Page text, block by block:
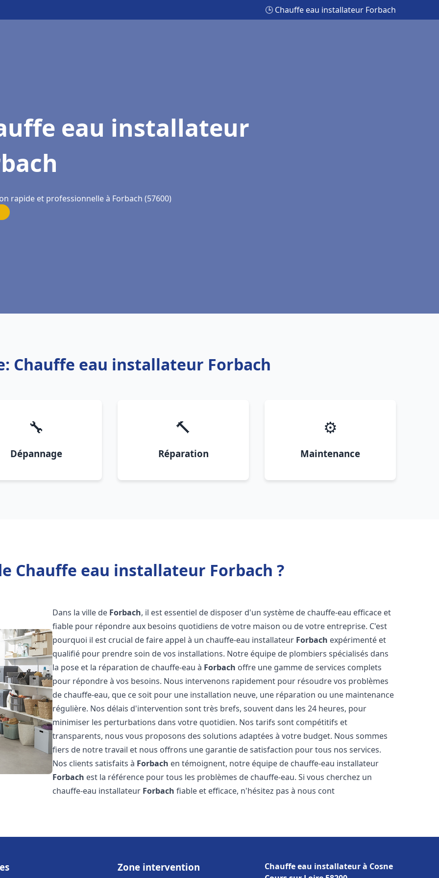
🕒 Chauffe eau installateur Forbach
eau installateur
rapide et professionnelle à Forbach (57600)
Chauffe eau installateur Forbach
🔧
Dépannage
🔨
Réparation
⚙️
Maintenance
Chauffe eau installateur Forbach ?
Dans la ville de Forbach, il est essentiel de disposer d'un système de chauffe-eau efficace et
fiable pour répondre aux besoins quotidiens de votre maison ou de votre entreprise. C'est
pourquoi il est crucial de faire appel à un chauffe-eau installateur Forbach expérimenté et
qualifié pour prendre soin de vos installations. Notre équipe de plombiers spécialisés dans
la pose et la réparation de chauffe-eau à Forbach offre une gamme de services complets
pour répondre à vos besoins. Nous intervenons rapidement pour résoudre vos problèmes
de chauffe-eau, que ce soit pour une installation neuve, une réparation ou une maintenance
régulière. Nos délais d'intervention sont très brefs, souvent dans les 24 heures, pour
minimiser les perturbations dans votre quotidien. Nos tarifs sont compétitifs et
transparents, nous vous proposons des solutions adaptées à votre budget. Nous sommes
fiers de notre travail et nous offrons une garantie de satisfaction pour tous nos services.
Nos clients satisfaits à Forbach en témoignent, notre équipe de chauffe-eau installateur
Forbach est la référence pour tous les problèmes de chauffe-eau. Si vous cherchez un
chauffe-eau installateur Forbach fiable et efficace, n'hésitez pas à nous cont
Zone intervention
Chauffe eau installateur à Cosne